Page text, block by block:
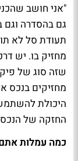
"אני חושב
גם בהסדרה וגם
תעודת סל לא
שזה סוג של
מחזיקים בנכס
היכולת
החזקה של
כמה עמלות